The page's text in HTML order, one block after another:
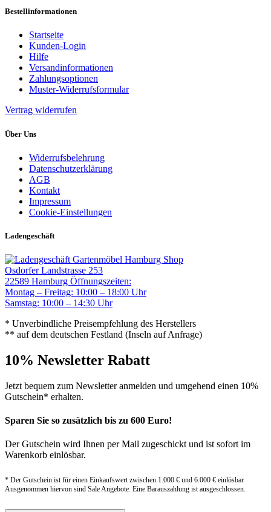
Bestellinformationen
Startseite
Kunden-Login
Hilfe
Versandinformationen
Zahlungsoptionen
Muster-Widerrufsformular
Vertrag widerrufen
Über Uns
Widerrufsbelehrung
Datenschutzerklärung
AGB
Kontakt
Impressum
Cookie-Einstellungen
Ladengeschäft
Gartenmöbel Hamburg Shop
Osdorfer Landstrasse 253
22589 Hamburg Öffnungszeiten:
Montag – Freitag: 10:00 – 18:00 Uhr
Samstag: 10:00 – 14:30 Uhr
* Unverbindliche Preisempfehlung des Herstellers
** auf dem deutschen Festland (Inseln auf Anfrage)
10% Newsletter Rabatt
Jetzt bequem zum Newsletter anmelden und umgehend einen 10%
Gutschein* erhalten.
Sparen Sie so zusätzlich bis zu 600 Euro!
Der Gutschein wird Ihnen per Mail zugeschickt und ist sofort im
Warenkorb einlösbar.
* Der Gutschein ist für einen Einkaufswert zwischen 1.000 € und 6.000 € einlösbar.
Ausgenommen hiervon sind Sale Angebote. Eine Barauszahlung ist ausgeschlossen.